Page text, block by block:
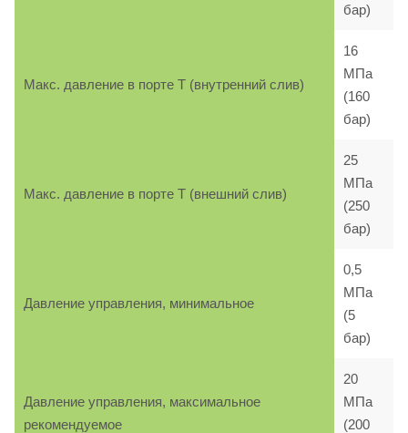
бар)
Макс. давление в порте T (внутренний слив)
16
МПа
(160
бар)
Макс. давление в порте T (внешний слив)
25
МПа
(250
бар)
Давление управления, минимальное
0,5
МПа
(5
бар)
Давление управления, максимальное
рекомендуемое
20
МПа
(200